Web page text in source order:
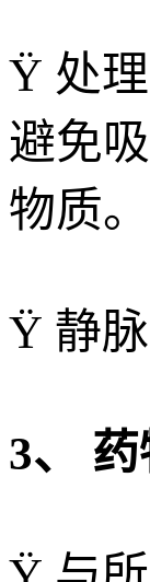
Ÿ 处
避免
物质。
Ÿ 静
3、